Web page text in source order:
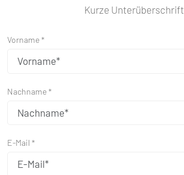
Kurze Unterüberschrift
Vorname *
Nachname *
E-Mail *